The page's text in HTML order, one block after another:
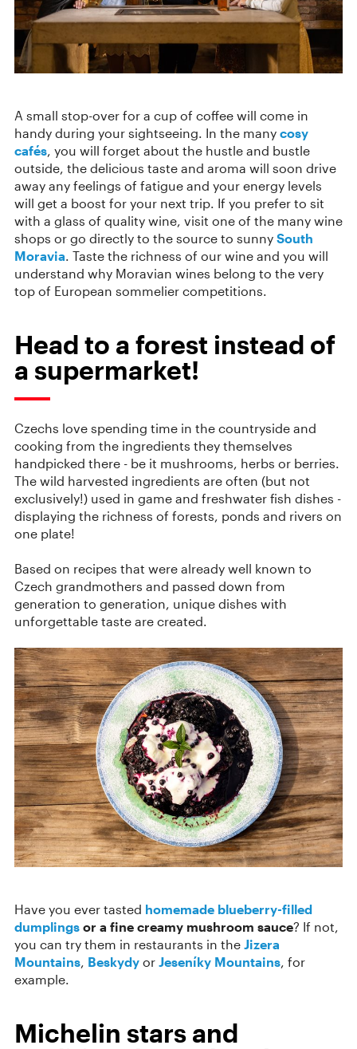
A small stop-over for a cup of coffee will come in
handy during your sightseeing. In the many cosy
cafés, you will forget about the hustle and bustle
outside, the delicious taste and aroma will soon drive
away any feelings of fatigue and your energy levels
will get a boost for your next trip. If you prefer to sit
with a glass of quality wine, visit one of the many wine
shops or go directly to the source to sunny South
Moravia. Taste the richness of our wine and you will
understand why Moravian wines belong to the very
top of European sommelier competitions.
Head to a forest instead of
a supermarket!
Czechs love spending time in the countryside and
cooking from the ingredients they themselves
handpicked there - be it mushrooms, herbs or berries.
The wild harvested ingredients are often (but not
exclusively!) used in game and freshwater fish dishes -
displaying the richness of forests, ponds and rivers on
one plate!
Based on recipes that were already well known to
Czech grandmothers and passed down from
generation to generation, unique dishes with
unforgettable taste are created.
Have you ever tasted homemade blueberry-filled
dumplings or a fine creamy mushroom sauce? If not,
you can try them in restaurants in the Jizera
Mountains Beskydy or Jeseníky Mountains , for
example.
Michelin stars and